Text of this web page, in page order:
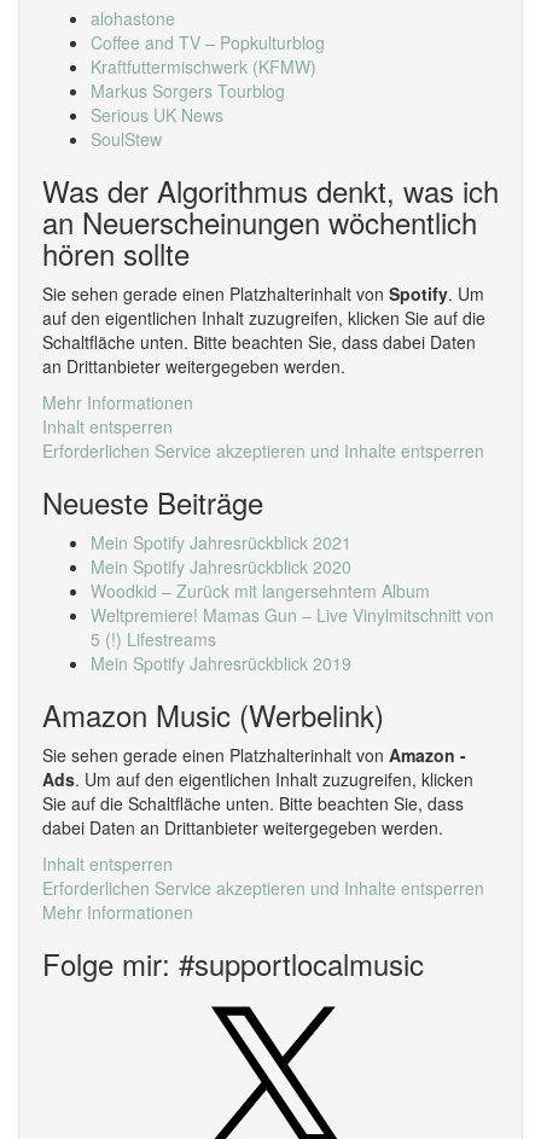
alohastone
Coffee and TV – Popkulturblog
Kraftfuttermischwerk (KFMW)
Markus Sorgers Tourblog
Serious UK News
SoulStew
Was der Algorithmus denkt, was ich
an Neuerscheinungen wöchentlich
hören sollte
Sie sehen gerade einen Platzhalterinhalt von Spotify. Um
auf den eigentlichen Inhalt zuzugreifen, klicken Sie auf die
Schaltfläche unten. Bitte beachten Sie, dass dabei Daten
an Drittanbieter weitergegeben werden.
Mehr Informationen
Inhalt entsperren
Erforderlichen Service akzeptieren und Inhalte entsperren
Neueste Beiträge
Mein Spotify Jahresrückblick 2021
Mein Spotify Jahresrückblick 2020
Woodkid – Zurück mit langersehntem Album
Weltpremiere! Mamas Gun – Live Vinylmitschnitt von
5 (!) Lifestreams
Mein Spotify Jahresrückblick 2019
Amazon Music (Werbelink)
Sie sehen gerade einen Platzhalterinhalt von Amazon -
Ads. Um auf den eigentlichen Inhalt zuzugreifen, klicken
Sie auf die Schaltfläche unten. Bitte beachten Sie, dass
dabei Daten an Drittanbieter weitergegeben werden.
Inhalt entsperren
Erforderlichen Service akzeptieren und Inhalte entsperren
Mehr Informationen
Folge mir: #supportlocalmusic